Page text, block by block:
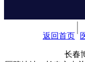
返回首页
长春